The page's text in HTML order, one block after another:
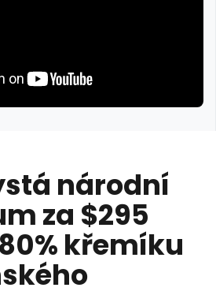
národní
za $295
křemíku